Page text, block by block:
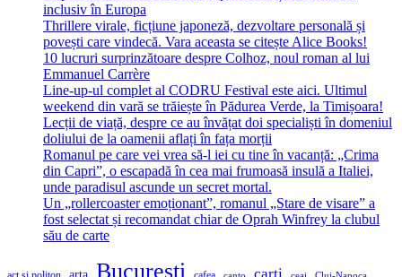
inclusiv în Europa
Thrillere virale, ficțiune japoneză, dezvoltare personală și
povești care vindecă. Vara aceasta se citește Alice Books!
10 lucruri surprinzătoare despre Colhoz, noul roman al lui
Emmanuel Carrère
Line-up-ul complet al CODRU Festival este aici. Ultimul
weekend din vară se trăiește în Pădurea Verde, la Timișoara!
Lecții de viață, despre ce au învățat doi specialiști în domeniul
doliului de la oamenii aflați în fața morții
Romanul pe care vei vrea să-l iei cu tine în vacanță: „Crima
din Capri”, o escapadă în cea mai frumoasă insulă a Italiei,
unde paradisul ascunde un secret mortal.
Un „rollercoaster emoționant”, romanul „Stare de visare” a
fost selectat și recomandat chiar de Oprah Winfrey la clubul
său de carte
Bucuresti